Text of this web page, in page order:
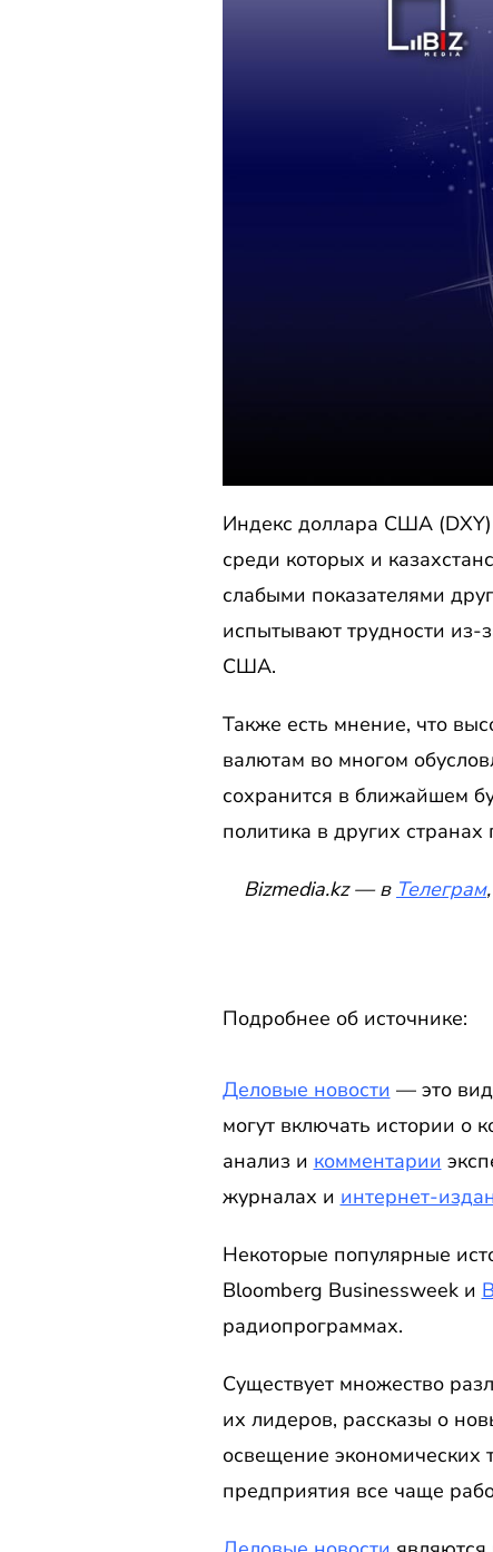
Индекс доллара США
среди которых и
слабыми показателями
испытывают трудности из-
США.
Также есть мнение, что
валютам во многом
сохранится в ближайшем
политика в других
Bizmedia.kz — в Телеграм,
Подробнее об источнике:
Деловые новости — это
могут включать истории о
анализ и комментарии
журналах и интернет-
Некоторые популярные
Bloomberg Businessweek и
радиопрограммах.
Существует множество
их лидеров, рассказы о
освещение экономических
предприятия все чаще